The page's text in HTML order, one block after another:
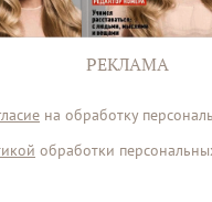
РЕКЛАМА
на обработку
обработки